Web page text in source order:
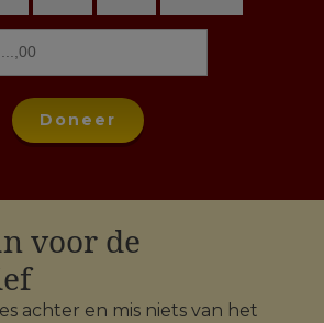
Doneer
voor de
achter en mis niets van het